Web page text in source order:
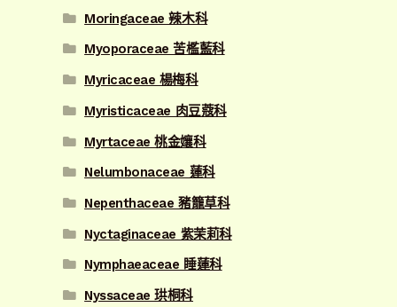
Moringaceae 辣木科
Myoporaceae 苦檻藍科
Myricaceae 楊梅科
Myristicaceae 肉豆蔻科
Myrtaceae 桃金孃科
Nelumbonaceae 蓮科
Nepenthaceae 豬籠草科
Nyctaginaceae 紫茉莉科
Nymphaeaceae 睡蓮科
Nyssaceae 珙桐科